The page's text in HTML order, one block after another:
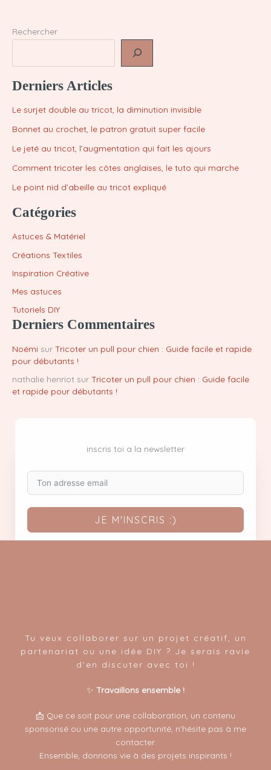
en
Rechercher
Derniers Articles
Le surjet double au tricot, la diminution invisible
Bonnet au crochet, le patron gratuit super facile
Le jeté au tricot, l’augmentation qui fait les ajours
Comment tricoter les côtes anglaises, le tuto qui marche
Le point nid d’abeille au tricot expliqué
Catégories
Astuces & Matériel
Créations Textiles
Inspiration Créative
Mes astuces
Tutoriels DIY
Derniers Commentaires
Noémi sur Tricoter un pull pour chien : Guide facile et rapide
pour débutants !
nathalie henriot sur Tricoter un pull pour chien : Guide facile
et rapide pour débutants !
inscris toi a la newsletter
JE M'INSCRIS :)
Tu veux collaborer sur un projet créatif, un
partenariat ou une idée DIY ? Je serais ravie
d’en discuter avec toi !
✨ Travaillons ensemble !
📩 Que ce soit pour une collaboration, un contenu
sponsorisé ou une autre opportunité, n’hésite pas à me
contacter.
Ensemble, donnons vie à des projets inspirants !